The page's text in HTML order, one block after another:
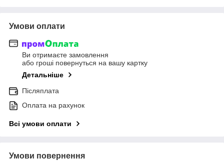
Умови оплати
Ви отримаєте замовлення
або гроші повернуться на вашу картку
Детальніше
Післяплата
Оплата на рахунок
Всі умови оплати
Умови повернення